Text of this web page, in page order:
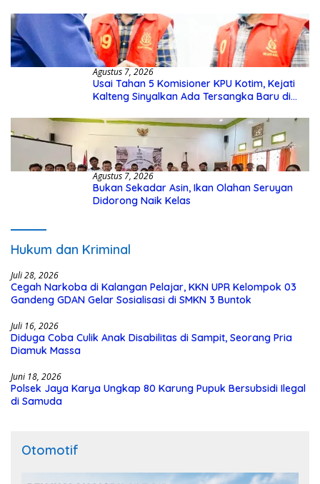
Agustus 7, 2026
Usai Tahan 5 Komisioner KPU Kotim, Kejati
Kalteng Sinyalkan Ada Tersangka Baru di
Agustus 7, 2026
Bukan Sekadar Asin, Ikan Olahan Seruyan
Didorong Naik Kelas
Hukum dan Kriminal
Juli 28, 2026
Cegah Narkoba di Kalangan Pelajar, KKN UPR Kelompok 03
Gandeng GDAN Gelar Sosialisasi di SMKN 3 Buntok
Juli 16, 2026
Diduga Coba Culik Anak Disabilitas di Sampit, Seorang Pria
Diamuk Massa
Juni 18, 2026
Polsek Jaya Karya Ungkap 80 Karung Pupuk Bersubsidi Ilegal
di Samuda
Otomotif